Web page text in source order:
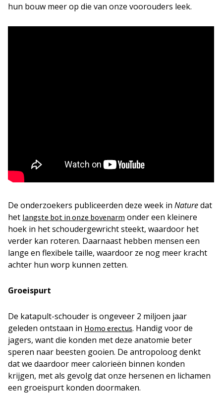
hun bouw meer op die van onze voorouders leek.
De onderzoekers publiceerden deze week in Naturedat
het langste bot in onze bovenarm onder een kleinere
hoek in het schoudergewricht steekt, waardoor het
verder kan roteren. Daarnaast hebben mensen een
lange en flexibele taille, waardoor ze nog meer kracht
achter hun worp kunnen zetten.
Groeispurt
De katapult-schouder is ongeveer 2 miljoen jaar
geleden ontstaan in Homo erectus. Handig voor de
jagers, want die konden met deze anatomie beter
speren naar beesten gooien. De antropoloog denkt
dat we daardoor meer calorieën binnen konden
krijgen, met als gevolg dat onze hersenen en lichamen
een groeispurt konden doormaken.